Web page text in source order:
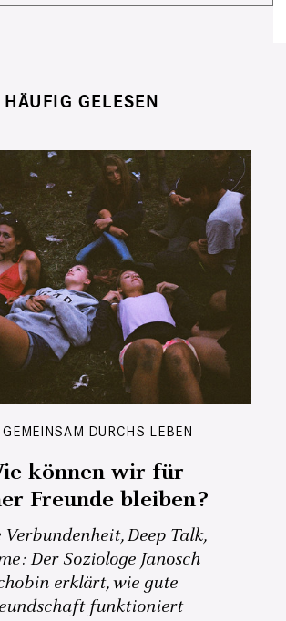
HÄUFIG GELESEN
GEMEINSAM DURCHS LEBEN
können wir für
Freunde bleiben?
Verbundenheit, Deep Talk,
Der Soziologe Janosch
erklärt, wie gute
funktioniert